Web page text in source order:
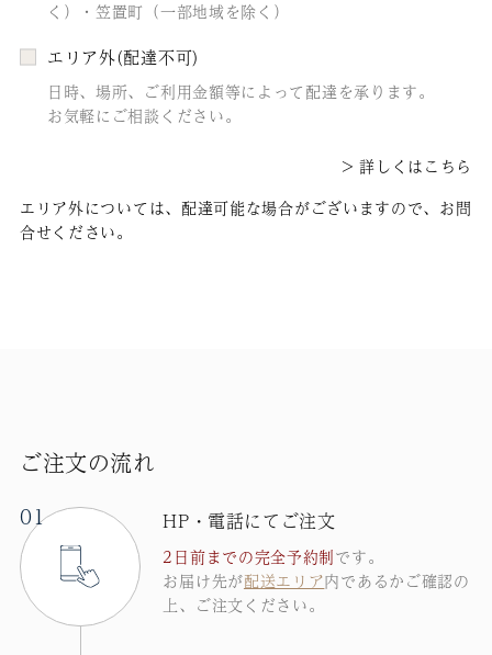
く）・笠置町（一部地域を除く）
エリア外(配達不可)
日時、場所、ご利用金額等によって配達を承ります。
お気軽にご相談ください。
詳しくはこちら
エリア外については、配達可能な場合がございますので、お問
合せください。
ご注文の流れ
01 HP ・ 電話にてご注文
2日前までの完全予約制です。
お届け先が配送エリア内であるかご確認の
上、ご注文ください。